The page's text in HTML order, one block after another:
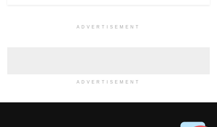
ADVERTISEMENT
ADVERTISEMENT